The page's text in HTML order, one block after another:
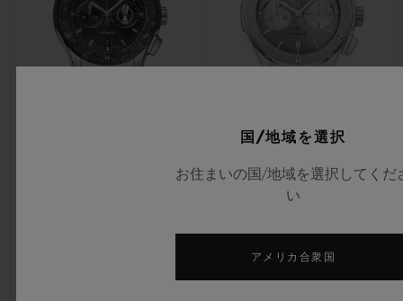
クロノグラフ UEFA ヨーロッパ
リーグ チタニウム カーボン
クラシック・フュージョン
クロノグラフ チタニウム セージ
グリーン 45MM
EUR 12,600
国/地域を選択
お住まいの国/地域を選択してくだ
い
アメリカ合衆国